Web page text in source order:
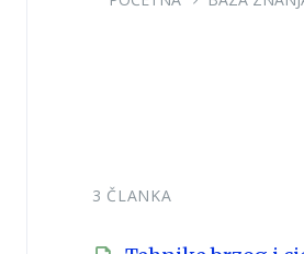
3 ČLANKA